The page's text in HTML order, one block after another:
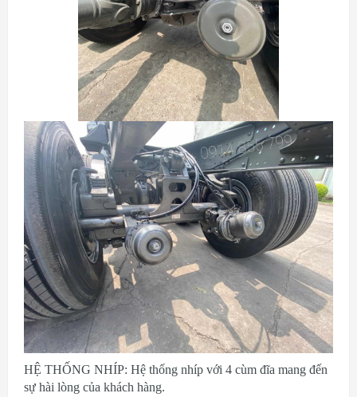
HỆ THỐNG NHÍP: Hệ thống nhíp với 4 cùm đĩa mang đến
sự hài lòng của khách hàng.